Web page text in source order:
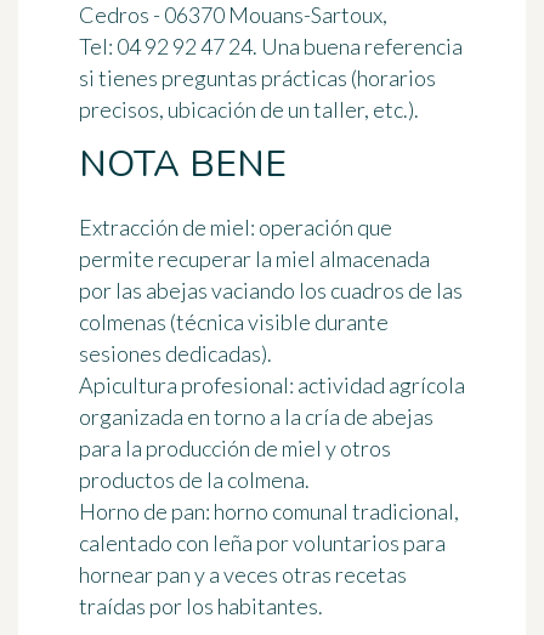
Cedros - 06370 Mouans-Sartoux,
Tel: 04 92 92 47 24. Una buena referencia
si tienes preguntas prácticas (horarios
precisos, ubicación de un taller, etc.).
NOTA BENE
Extracción de miel: operación que
permite recuperar la miel almacenada
por las abejas vaciando los cuadros de las
colmenas (técnica visible durante
sesiones dedicadas).
Apicultura profesional: actividad agrícola
organizada en torno a la cría de abejas
para la producción de miel y otros
productos de la colmena.
Horno de pan: horno comunal tradicional,
calentado con leña por voluntarios para
hornear pan y a veces otras recetas
traídas por los habitantes.